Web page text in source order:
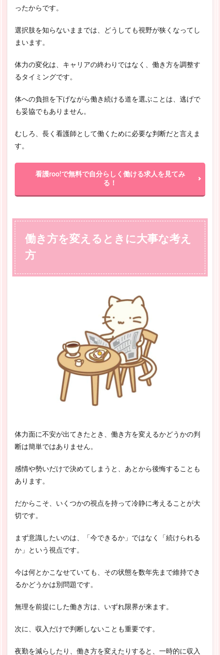
ったからです。
選択肢を知らないままでは、どうしても視野が狭くなってし
まいます。
体力の変化は、キャリアの終わりではなく、働き方を調整す
るタイミングです。
体への負担を下げながら働き続ける道を選ぶことは、逃げで
も妥協でもありません。
むしろ、長く看護師として働くために必要な判断だと言えま
す。
看護roo!で無料で自分らしく働ける求人を見てみ
る！
働き方を変えるときに大事な考え
方
体力面に不安が出てきたとき、働き方を変えるかどうかの判
断は簡単ではありません。
感情や勢いだけで決めてしまうと、あとから後悔することも
あります。
だからこそ、いくつかの視点を持って冷静に考えることが大
切です。
まず意識したいのは、「今できるか」ではなく「続けられる
か」という視点です。
今は何とかこなせていても、その状態を数年先まで維持でき
るかどうかは別問題です。
無理を前提にした働き方は、いずれ限界が来ます。
次に、収入だけで判断しないことも重要です。
夜勤を減らしたり、働き方を変えたりすると、一時的に収入